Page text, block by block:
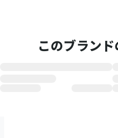
このブラン